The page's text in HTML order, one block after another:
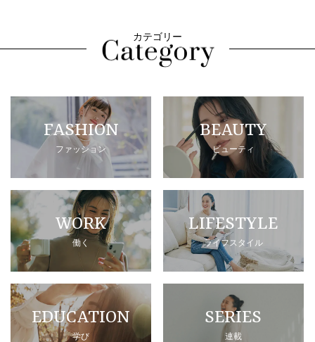
カテゴリー
FASHION
ファッション
BEAUTY
ビューティ
WORK
働く
LIFESTYLE
ライフスタイル
EDUCATION
学び
SERIES
連載